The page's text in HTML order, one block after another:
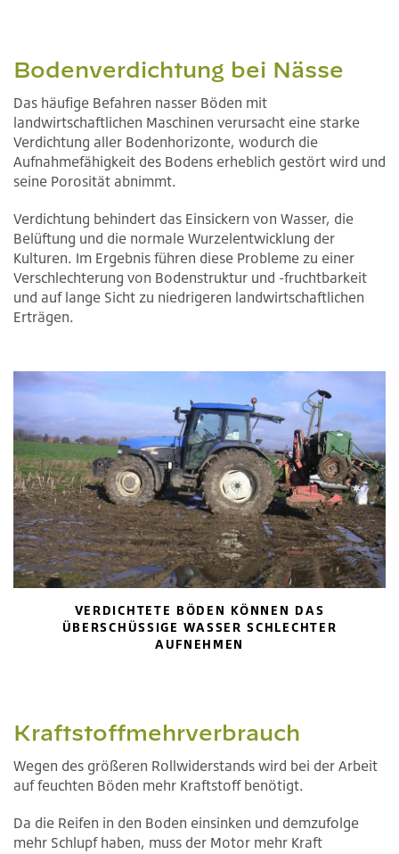
Bodenverdichtung bei Nässe
Das häufige Befahren nasser Böden mit
landwirtschaftlichen Maschinen verursacht eine starke
Verdichtung aller Bodenhorizonte, wodurch die
Aufnahmefähigkeit des Bodens erheblich gestört wird und
seine Porosität abnimmt.
Verdichtung behindert das Einsickern von Wasser, die
Belüftung und die normale Wurzelentwicklung der
Kulturen. Im Ergebnis führen diese Probleme zu einer
Verschlechterung von Bodenstruktur und -fruchtbarkeit
und auf lange Sicht zu niedrigeren landwirtschaftlichen
Erträgen.
VERDICHTETE BÖDEN KÖNNEN DAS
ÜBERSCHÜSSIGE WASSER SCHLECHTER
AUFNEHMEN
Kraftstoffmehrverbrauch
Wegen des größeren Rollwiderstands wird bei der Arbeit
auf feuchten Böden mehr Kraftstoff benötigt.
Da die Reifen in den Boden einsinken und demzufolge
mehr Schlupf haben, muss der Motor mehr Kraft